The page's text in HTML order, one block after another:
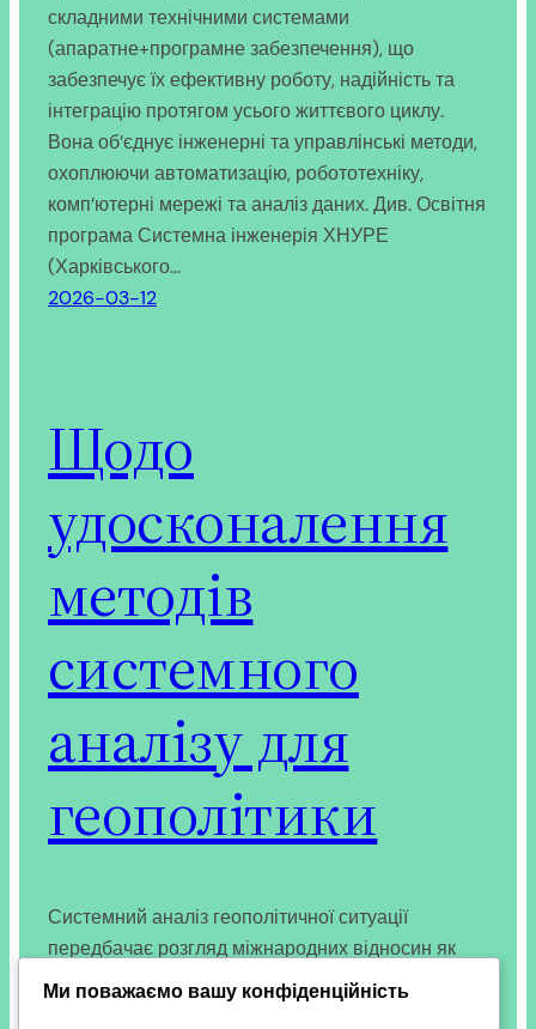
складними технічними системами
(апаратне+програмне забезпечення), що
забезпечує їх ефективну роботу, надійність та
інтеграцію протягом усього життєвого циклу.
Вона об’єднує інженерні та управлінські методи,
охоплюючи автоматизацію, робототехніку,
комп’ютерні мережі та аналіз даних. Див. Освітня
програма Системна інженерія ХНУРЕ
(Харківського…
2026-03-12
Щодо
удосконалення
методів
системного
аналізу для
геополітики
Системний аналіз геополітичної ситуації
передбачає розгляд міжнародних відносин як
цілісної, багаторівневої складної системи, яка
включає надсистеми, підсистеми, взаємодіючі
Ми поважаємо вашу конфіденційність